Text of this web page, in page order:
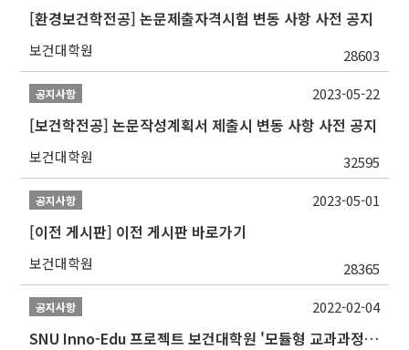
[환경보건학전공] 논문제출자격시험 변동 사항 사전 공지
보건대학원 28603
공지사항
[보건학전공] 논문작성계획서 제출시 변동 사항 사전 공지
보건대학원 32595
2023-05-22
공지사항
[이전 게시판] 이전 게시판 바로가기
보건대학원 28365
2023-05-01
공지사항
SNU Inno-Edu 프로젝트 보건대학원 '모듈형 교과과정' 안내(revised 2022/2/28)
2022-02-04